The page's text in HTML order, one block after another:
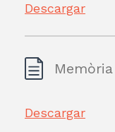
Descargar
Descargar